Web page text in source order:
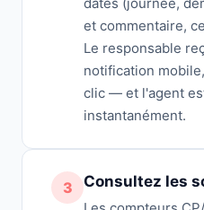
et commentaire,
Le responsable
notification
clic — et l'agent
instantanément.
3 Consultez les